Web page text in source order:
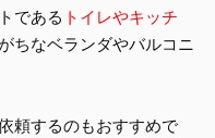
である トイレやキッチ
ちなベランダやバルコニ
頼するのもおすすめで